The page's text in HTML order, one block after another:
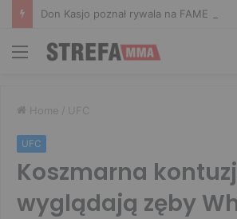
Menu
Home / UFC
UFC
Koszmarna
wyglądają zęby